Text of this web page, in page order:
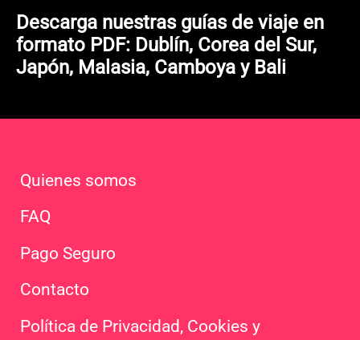
Descarga nuestras guías de viaje en
formato PDF: Dublín, Corea del Sur,
Japón, Malasia, Camboya y Bali
Quienes somos
FAQ
Pago Seguro
Contacto
Política de Privacidad, Cookies y